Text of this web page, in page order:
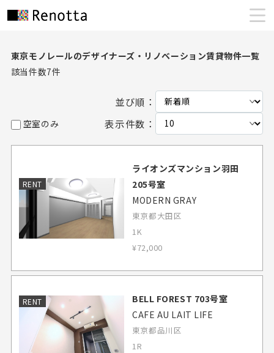
東京モノレールのデザイナーズ・リノベーション賃貸物件一覧
該当件数7件
並び順：
空室のみ 表示件数：
RENT
ライオンズマンション羽田
205号室
MODERN GRAY
東京都大田区
1K
¥72,000
RENT
BELL FOREST 703号室
CAFE AU LAIT LIFE
東京都品川区
1R